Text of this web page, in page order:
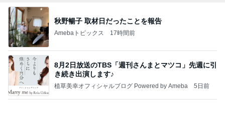
秋野暢子 取材日だったことを報告
Amebaトピックス 17時間前
8月2日放送のTBS「週刊さんまとマツコ」先週に引
き続き出演します♪
植草美幸オフィシャルブログ Powered by Ameba 5日前